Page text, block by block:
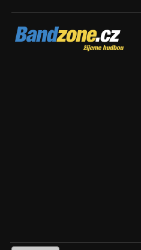
Bandzone.cz
žijeme hudbou